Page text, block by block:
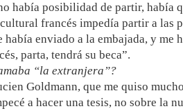
había posibilidad de partir, había
francés impedía partir a las
enviado a la embajada, y me
parta, tendrá su beca”.
“la extranjera”?
Goldmann, que me quiso
a hacer una tesis, no sobre la